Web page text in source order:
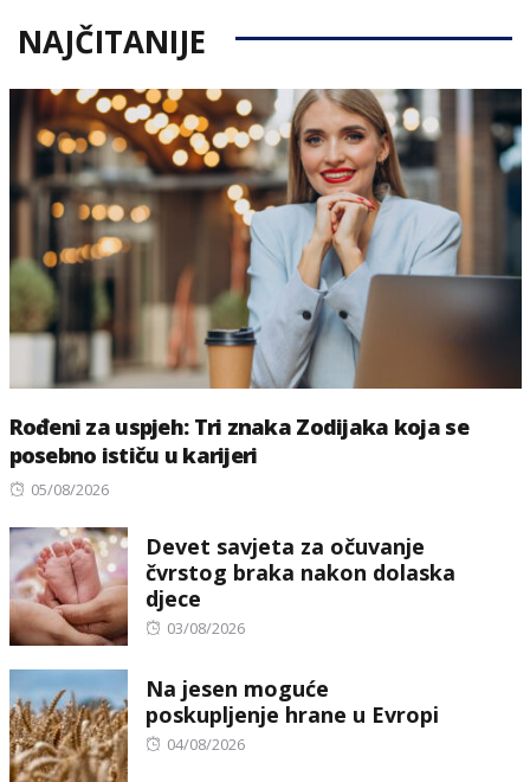
NAJČITANIJE
Rođeni za uspjeh: Tri znaka Zodijaka koja se
posebno ističu u karijeri
Posted
05/08/2026
Devet savjeta za očuvanje
čvrstog braka nakon dolaska
djece
Posted
03/08/2026
Na jesen moguće
poskupljenje hrane u Evropi
Posted
04/08/2026